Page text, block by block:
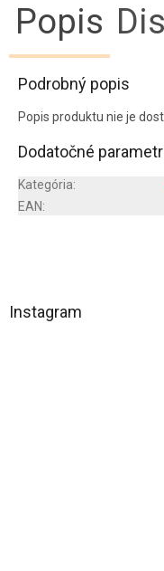
Popis
Podrobný popis
Popis produktu nie je
Dodatočné
Kategória:
EAN:
á
Instagram